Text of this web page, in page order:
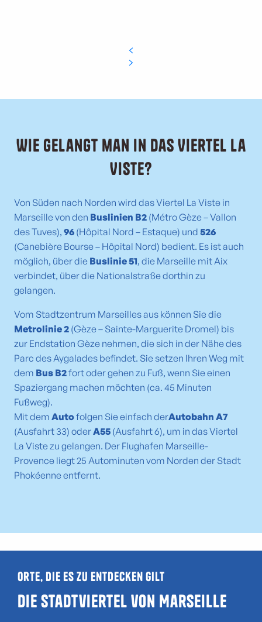
Wie gelangt man in das Viertel La
Viste?
Von Süden nach Norden wird das Viertel La Viste in
Marseille von den Buslinien B2 (Métro Gèze – Vallon
des Tuves), 96 (Hôpital Nord – Estaque) und 526
(Canebière Bourse – Hôpital Nord) bedient. Es ist auch
möglich, über die Buslinie 51, die Marseille mit Aix
verbindet, über die Nationalstraße dorthin zu
gelangen.
Vom Stadtzentrum Marseilles aus können Sie die
Metrolinie 2 (Gèze – Sainte-Marguerite Dromel) bis
zur Endstation Gèze nehmen, die sich in der Nähe des
Parc des Aygalades befindet. Sie setzen Ihren Weg mit
dem Bus B2fort oder gehen zu Fuß, wenn Sie einen
Spaziergang machen möchten (ca. 45 Minuten
Fußweg).
Mit dem Autofolgen Sie einfach derAutobahn A7
(Ausfahrt 33) oderA55 (Ausfahrt 6), um in das Viertel
La Viste zu gelangen. Der Flughafen Marseille-
Provence liegt 25 Autominuten vom Norden der Stadt
Phokéenne entfernt.
Orte, die es zu entdecken gilt
Die Stadtviertel von Marseille